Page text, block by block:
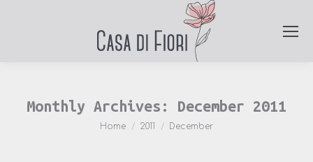
Monthly Archives: December 2011
You are here:
Home 2011 December